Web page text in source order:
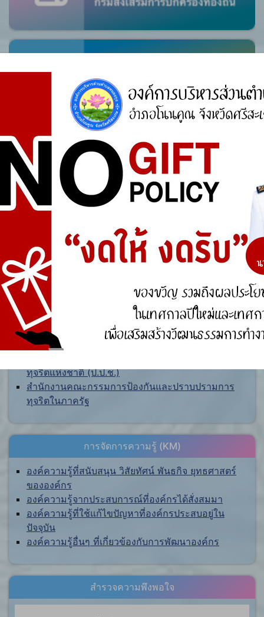
ศูนย์ร้องเรียน
ทุจริตแห่งชาติ (ป.ป.ช.)
สำนักงานคณะกรรมการป้องกันและปราบปรามการ
ทุจริตในภาครัฐ
การจัดการความรู้ (KM)
องค์ความรู้ที่สนับสนุน วิสัยทัศน์ พันธกิจ ยุทธศาสตร์
ขององค์กร
องค์ความรู้จากประสบการณ์ที่องค์กรได้สั่งสมมา
องค์ความรู้ที่ใช้แก้ไขปัญหาที่องค์กรประสบอยู่ใน
ปัจจุบัน
องค์ความรู้อื่นๆ ที่เกี่ยวข้องกับการพัฒนาองค์กร
สำรวจความพึงพอใจ